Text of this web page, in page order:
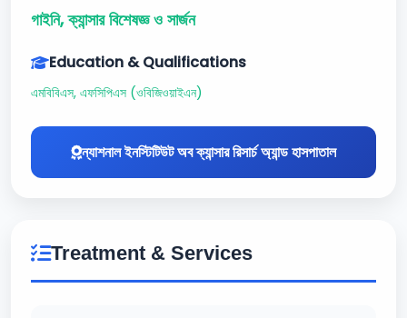
গাইনি, ক্যান্সার বিশেষজ্ঞ ও সার্জন
Education & Qualifications
এমবিবিএস, এফসিপিএস (ওবিজিওয়াইএন)
ন্যাশনাল ইনস্টিটিউট অব ক্যান্সার রিসার্চ অ্যান্ড হাসপাতাল
Treatment & Services